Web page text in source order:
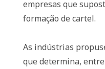
empresas que
formação de cartel.
As indústrias
que determina,